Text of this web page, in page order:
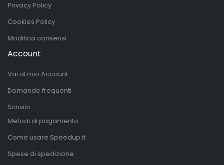
Privacy Policy
Cookies Policy
Modifica consensi
Account
Vai al mio Account
Domande frequenti
Scrivici
Metodi di pagamento
Come usare Speedup.it
Spese di spedizione